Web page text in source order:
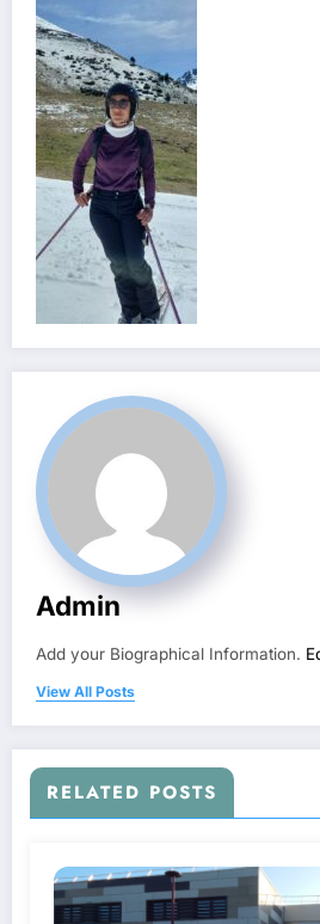
Admin
Add your Biographical Information.
View All Posts
RELATED POSTS